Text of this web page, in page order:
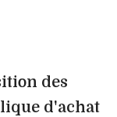
des
d'achat